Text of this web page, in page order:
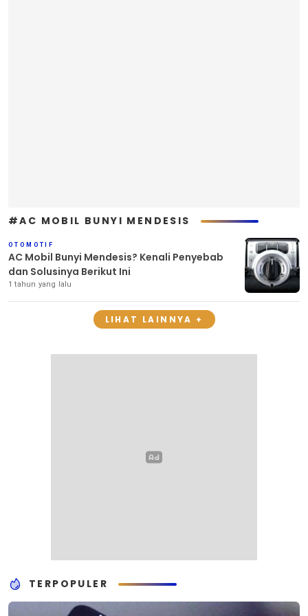
#AC MOBIL BUNYI MENDESIS
OTOMOTIF
AC Mobil Bunyi Mendesis? Kenali Penyebab
dan Solusinya Berikut Ini
1 tahun yang lalu
LIHAT LAINNYA +
TERPOPULER